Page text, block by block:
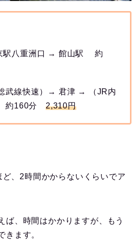
八重洲口 → 館山駅 約
武線快速）→ 君津 → （JR内
約160分 2,310円
、2時間かからないくらいでア
ば、時間はかかりますが、もう
きます。